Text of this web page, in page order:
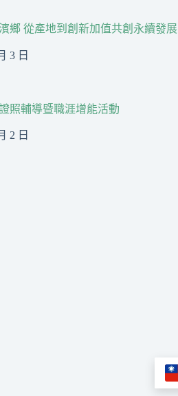
鄉 從產地到創新加值共創永續發展
3 日
照輔導暨職涯增能活動
2 日